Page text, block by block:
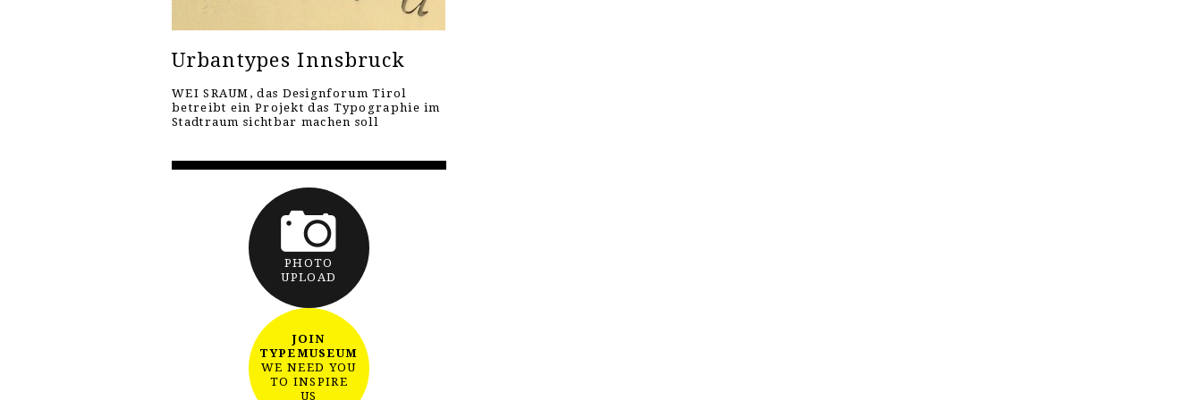
Urbantypes Innsbruck
WEI SRAUM, das Designforum Tirol
betreibt ein Projekt das Typographie im
Stadtraum sichtbar machen soll
PHOTO
UPLOAD
JOIN
TYPEMUSEUM
WE NEED YOU
TO INSPIRE
US